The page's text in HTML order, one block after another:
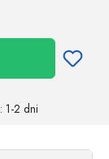
: 1-2 dni